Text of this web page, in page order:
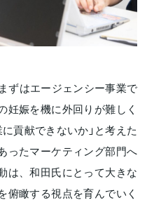
ずはエージェンシー事業で
妊娠を機に外回りが難しく
貢献できないか」と考えた
ったマーケティング部門へ
は、和田氏にとって大きな
俯瞰する視点を育んでいく